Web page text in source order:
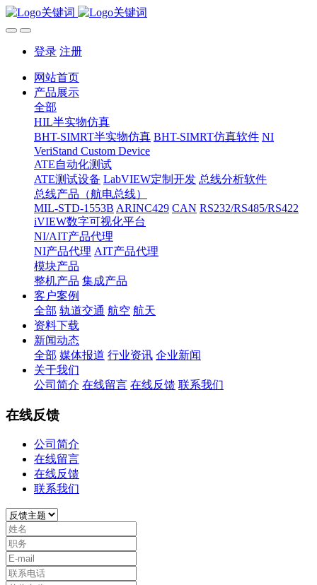
登录 注册
网站首页
产品展示
全部
HIL半实物仿真
BHT-SIMRT半实物仿真 BHT-SIMRT仿真软件 NI
VeriStand Custom Device
ATE自动化测试
ATE测试设备 LabVIEW定制开发 总线分析软件
总线产品（航电总线）
MIL-STD-1553B ARINC429 CAN RS232/RS485/RS422
iVIEW数字可视化平台
NI/AIT产品代理
NI产品代理 AIT产品代理
模块产品
整机产品 集成产品
客户案例
全部 轨道交通 航空 航天
资料下载
新闻动态
全部 媒体报道 行业资讯 企业新闻
关于我们
公司简介 在线留言 在线反馈 联系我们
在线反馈
公司简介
在线留言
在线反馈
联系我们